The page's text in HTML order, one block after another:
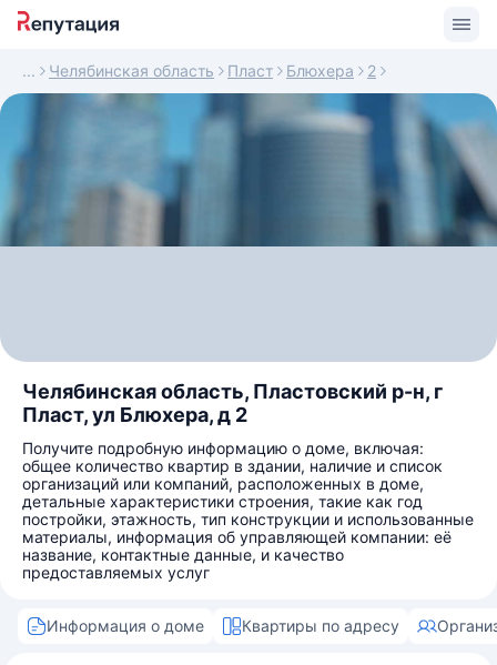
Челябинская область Пласт Блюхера 2
Челябинская область, Пластовский р-н, г
Пласт, ул Блюхера, д 2
Получите подробную информацию о доме, включая:
общее количество квартир в здании, наличие и список
организаций или компаний, расположенных в доме,
детальные характеристики строения, такие как год
постройки, этажность, тип конструкции и использованные
материалы, информация об управляющей компании: её
название, контактные данные, и качество
предоставляемых услуг
Информация о доме Квартиры по адресу